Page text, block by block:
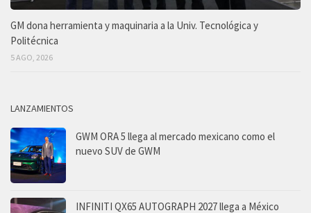
GM dona herramienta y maquinaria a la Univ. Tecnológica y
Politécnica
5 AGO, 2026
LANZAMIENTOS
GWM ORA 5 llega al mercado mexicano como el
nuevo SUV de GWM
INFINITI QX65 AUTOGRAPH 2027 llega a México